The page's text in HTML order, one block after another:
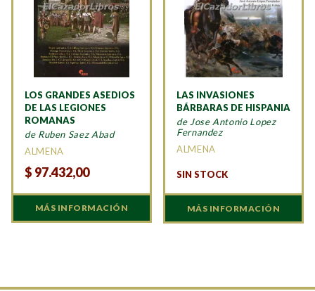
LOS GRANDES ASEDIOS
DE LAS LEGIONES
ROMANAS
de Ruben Saez Abad
ALMENA
$ 97.432,00
MÁS INFORMACIÓN
LAS INVASIONES
BÁRBARAS DE HISPANIA
de Jose Antonio Lopez
Fernandez
ALMENA
SIN STOCK
MÁS INFORMACIÓN